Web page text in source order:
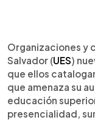
►
Organizaciones y
Salvador (UES)
que ellos
que amenaza su
educación
presencialidad,